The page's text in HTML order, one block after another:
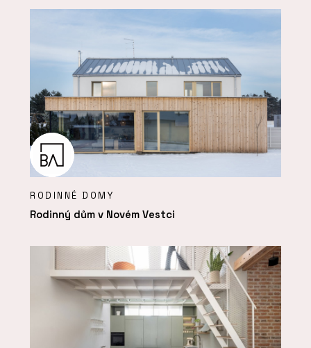
RODINNÉ DOMY
Rodinný dům v Novém Vestci